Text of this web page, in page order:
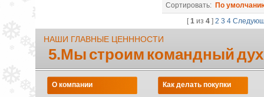
Сортировать: По
[1из 4] 2 3 4
НАШИ ГЛАВНЫЕ ЦЕНННОСТИ
5.Мы строим командный
О компании Как делать покупки